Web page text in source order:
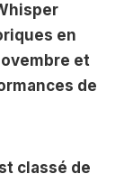
en
et
de
classé de